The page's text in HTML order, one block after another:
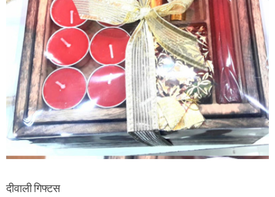
दीवाली गिफ्टस